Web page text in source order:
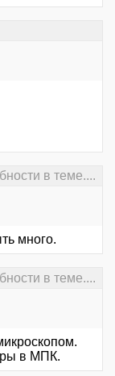
в теме....
много.
в теме....
в МПК.